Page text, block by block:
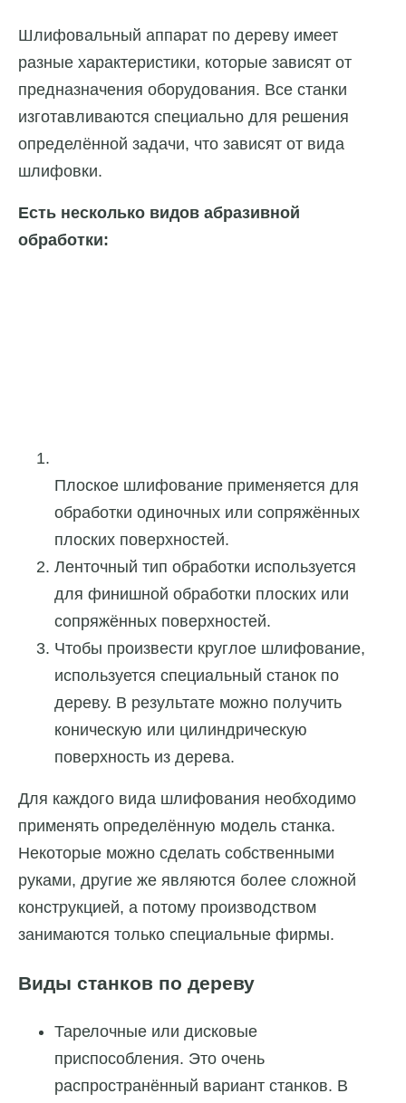
Шлифовальный аппарат по дереву имеет
разные характеристики, которые зависят от
предназначения оборудования. Все станки
изготавливаются специально для решения
определённой задачи, что зависят от вида
шлифовки.
Есть несколько видов абразивной
обработки:
Плоское шлифование применяется для
обработки одиночных или сопряжённых
плоских поверхностей.
Ленточный тип обработки используется
для финишной обработки плоских или
сопряжённых поверхностей.
Чтобы произвести круглое шлифование,
используется специальный станок по
дереву. В результате можно получить
коническую или цилиндрическую
поверхность из дерева.
Для каждого вида шлифования необходимо
применять определённую модель станка.
Некоторые можно сделать собственными
руками, другие же являются более сложной
конструкцией, а потому производством
занимаются только специальные фирмы.
Виды станков по дереву
Тарелочные или дисковые
приспособления. Это очень
распространённый вариант станков. В